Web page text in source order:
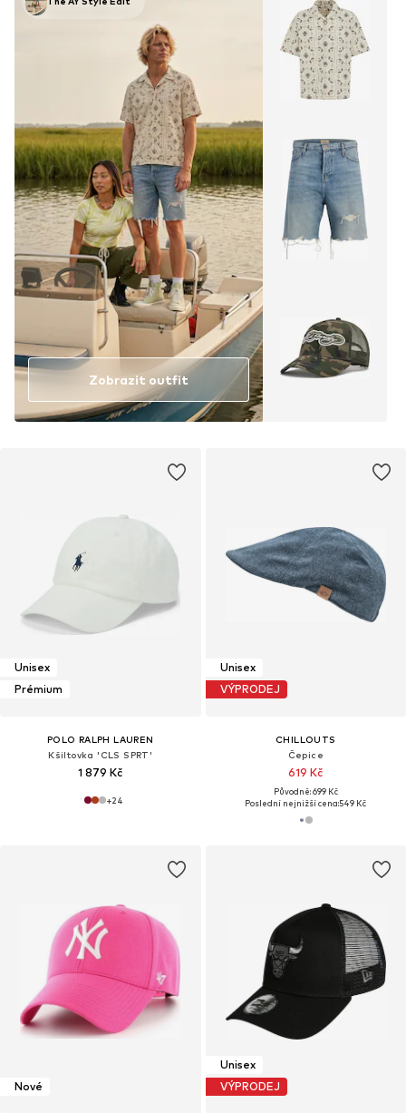
Zobrazit outfit
Unisex
Prémium
POLO RALPH LAUREN
Kšiltovka 'CLS SPRT'
1 879 Kč
+24
Unisex
VÝPRODEJ
CHILLOUTS
Čepice
619 Kč
Původně: 699 Kč
Poslední nejnižší cena:549 Kč
Nové
Unisex
VÝPRODEJ